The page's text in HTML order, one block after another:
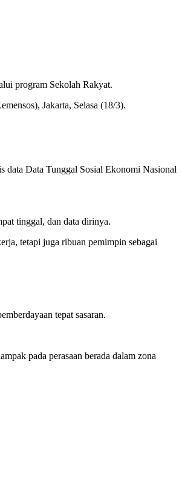
program Sekolah Rakyat.
Jakarta, Selasa (18/3).
data Data Tunggal Sosial Ekonomi Nasional
tinggal, dan data dirinya.
tetapi juga ribuan pemimpin sebagai
tepat sasaran.
pada perasaan berada dalam zona